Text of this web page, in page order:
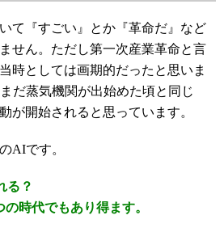
て『すごい』とか『革命だ』など
せん。ただし第一次産業革命と言
時としては画期的だったと思いま
だ蒸気機関が出始めた頃と同じ
が開始されると思っています。
AIです。
る？
時代でもあり得ます。